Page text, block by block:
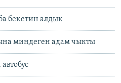
бекетин алдык
миңдеген адам чыкты